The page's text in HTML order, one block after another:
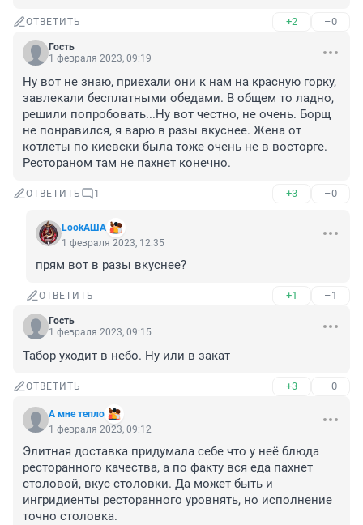
ОТВЕТИТЬ +2 –0
Гость
1 февраля 2023, 09:19
Ну вот не знаю, приехали они к нам на красную горку,
завлекали бесплатными обедами. В общем то ладно,
решили попробовать...Ну вот честно, не очень. Борщ
не понравился, я варю в разы вкуснее. Жена от
котлеты по киевски была тоже очень не в восторге.
Рестораном там не пахнет конечно.
ОТВЕТИТЬ 1 +3 –0
LookАША
1 февраля 2023, 12:35
прям вот в разы вкуснее?
ОТВЕТИТЬ +1 –1
Гость
1 февраля 2023, 09:15
Табор уходит в небо. Ну или в закат
ОТВЕТИТЬ +3 –0
А мне тепло
1 февраля 2023, 09:12
Элитная доставка придумала себе что у неё блюда
ресторанного качества, а по факту вся еда пахнет
столовой, вкус столовки. Да может быть и
ингридиенты ресторанного уровнять, но исполнение
точно столовка.